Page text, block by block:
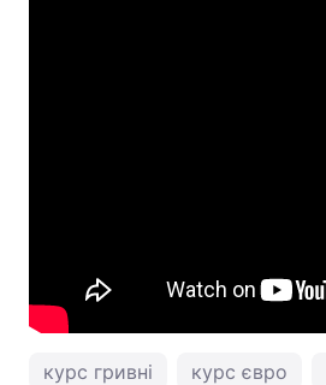
курс гривні курс євро